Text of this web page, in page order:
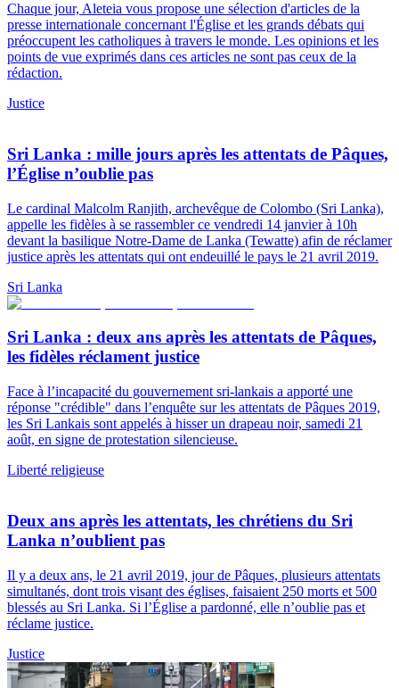
Chaque jour, Aleteia vous propose une sélection d'articles de la
presse internationale concernant l'Église et les grands débats qui
préoccupent les catholiques à travers le monde. Les opinions et les
points de vue exprimés dans ces articles ne sont pas ceux de la
rédaction.
Justice
Sri Lanka : mille jours après les attentats de Pâques,
l’Église n’oublie pas
Le cardinal Malcolm Ranjith, archevêque de Colombo (Sri Lanka),
appelle les fidèles à se rassembler ce vendredi 14 janvier à 10h
devant la basilique Notre-Dame de Lanka (Tewatte) afin de réclamer
justice après les attentats qui ont endeuillé le pays le 21 avril 2019.
Sri Lanka
Sri Lanka : deux ans après les attentats de Pâques,
les fidèles réclament justice
Face à l’incapacité du gouvernement sri-lankais a apporté une
réponse "crédible" dans l’enquête sur les attentats de Pâques 2019,
les Sri Lankais sont appelés à hisser un drapeau noir, samedi 21
août, en signe de protestation silencieuse.
Liberté religieuse
Deux ans après les attentats, les chrétiens du Sri
Lanka n’oublient pas
Il y a deux ans, le 21 avril 2019, jour de Pâques, plusieurs attentats
simultanés, dont trois visant des églises, faisaient 250 morts et 500
blessés au Sri Lanka. Si l’Église a pardonné, elle n’oublie pas et
réclame justice.
Justice